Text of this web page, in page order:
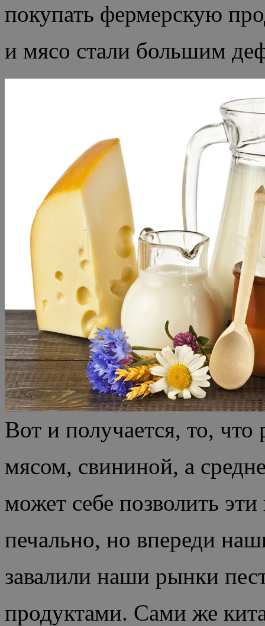
покупать фермерскую
и мясо стали большим
Вот и получается, то,
мясом, свининой, а
может себе позволить
печально, но впереди
завалили наши рынки
продуктами. Сами же